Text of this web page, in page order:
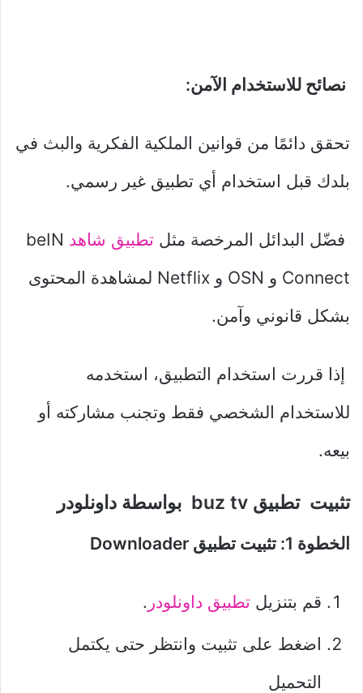
نصائح للاستخدام الآمن:
تحقق دائمًا من قوانين الملكية الفكرية والبث في
بلدك قبل استخدام أي تطبيق غير رسمي.
فضّل البدائل المرخصة مثل تطبيق شاهد beIN
Connect و OSN و Netflix لمشاهدة المحتوى
بشكل قانوني وآمن.
إذا قررت استخدام التطبيق، استخدمه
للاستخدام الشخصي فقط وتجنب مشاركته أو
بيعه.
تثبيت تطبيق buz tv بواسطة داونلودر
الخطوة 1: تثبيت تطبيق Downloader
قم بتنزيل تطبيق داونلودر .
اضغط على تثبيت وانتظر حتى يكتمل
التحميل